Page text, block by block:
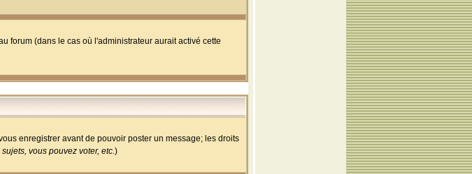
forum (dans le cas où l'administrateur aurait activé cette
enregistrer avant de pouvoir poster un message; les droits
vous pouvez voter, etc.)